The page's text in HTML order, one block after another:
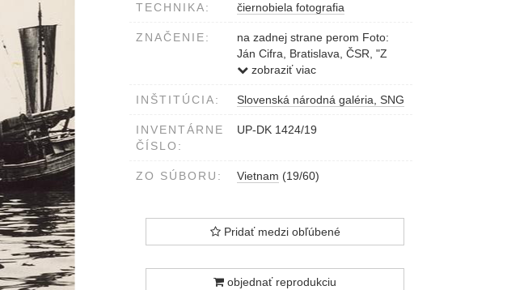
TECHNIKA: čiernobiela fotografia
ZNAČENIE:
na zadnej strane perom Foto:
Ján Cifra, Bratislava, ČSR, "Z
fantazií mora", pečiatka I.
fotografie Bratislava Praha 1958
zobraziť viac
INŠTITÚCIA: Slovenská národná galéria, SNG
INVENTÁRNE
ČÍSLO:
UP-DK 1424/19
ZO SÚBORU: Vietnam (19/60)
Pridať medzi obľúbené
objednať reprodukciu